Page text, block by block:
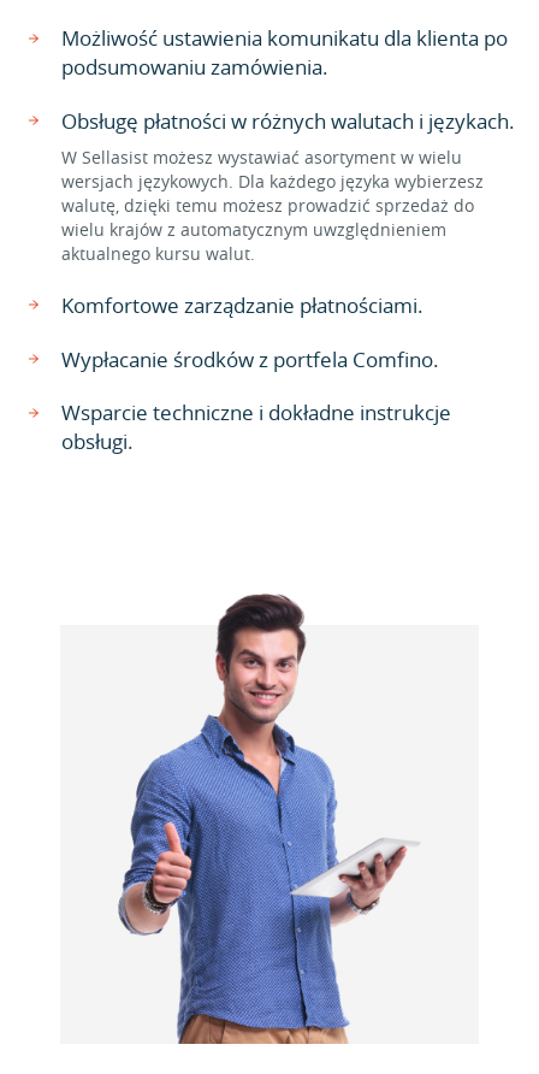
Możliwość ustawienia komunikatu dla klienta po
podsumowaniu zamówienia.
Obsługę płatności w różnych walutach i językach.
W Sellasist możesz wystawiać asortyment w wielu
wersjach językowych. Dla każdego języka wybierzesz
walutę, dzięki temu możesz prowadzić sprzedaż do
wielu krajów z automatycznym uwzględnieniem
aktualnego kursu walut.
Komfortowe zarządzanie płatnościami.
Wypłacanie środków z portfela Comfino.
Wsparcie techniczne i dokładne instrukcje
obsługi.